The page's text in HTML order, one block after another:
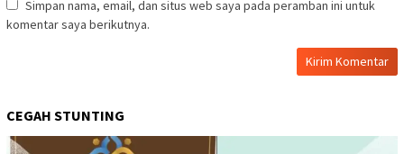
Simpan nama, email, dan situs web saya pada peramban ini untuk
komentar saya berikutnya.
CEGAH STUNTING